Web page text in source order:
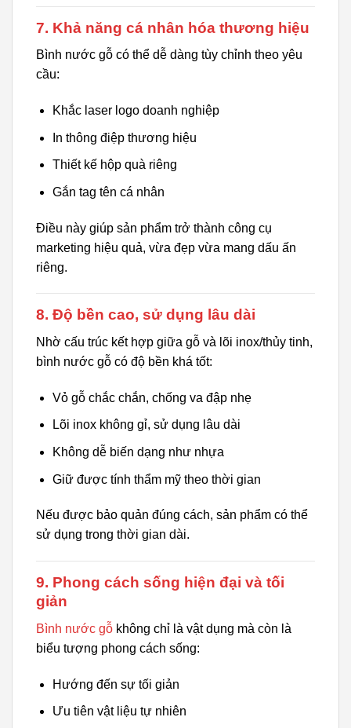
7. Khả năng cá nhân hóa thương hiệu
Bình nước gỗ có thể dễ dàng tùy chỉnh theo yêu
cầu:
Khắc laser logo doanh nghiệp
In thông điệp thương hiệu
Thiết kế hộp quà riêng
Gắn tag tên cá nhân
Điều này giúp sản phẩm trở thành công cụ
marketing hiệu quả, vừa đẹp vừa mang dấu ấn
riêng.
8. Độ bền cao, sử dụng lâu dài
Nhờ cấu trúc kết hợp giữa gỗ và lõi inox/thủy tinh,
bình nước gỗ có độ bền khá tốt:
Vỏ gỗ chắc chắn, chống va đập nhẹ
Lõi inox không gỉ, sử dụng lâu dài
Không dễ biến dạng như nhựa
Giữ được tính thẩm mỹ theo thời gian
Nếu được bảo quản đúng cách, sản phẩm có thể
sử dụng trong thời gian dài.
9. Phong cách sống hiện đại và tối
giản
Bình nước gỗ không chỉ là vật dụng mà còn là
biểu tượng phong cách sống:
Hướng đến sự tối giản
Ưu tiên vật liệu tự nhiên